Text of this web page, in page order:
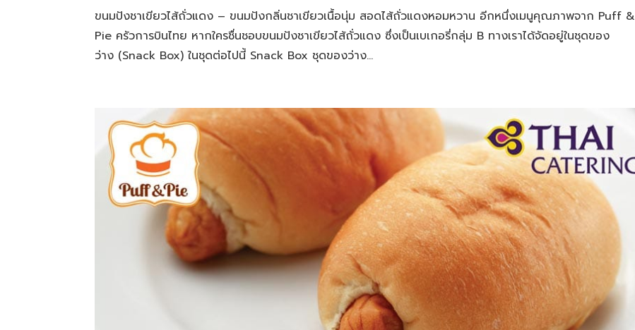
ขนมปังชาเขียวไส้ถั่วแดง – ขนมปังกลิ่นชาเขียวเนื้อนุ่ม สอดไส้ถั่วแดงหอมหวาน อีกหนึ่งเมนูคุณภาพจาก Puff &
Pie ครัวการบินไทย หากใครชื่นชอบขนมปังชาเขียวไส้ถั่วแดง ซึ่งเป็นเบเกอรี่กลุ่ม B ทางเราได้จัดอยู่ในชุดของ
ว่าง (Snack Box) ในชุดต่อไปนี้ Snack Box ชุดของว่าง...